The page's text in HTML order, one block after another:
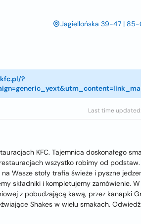
Jagiellońska 39-47 | 85-
?
Last time
KFC. Tajemnica doskonałego
wszystko robimy od podstaw.
Wasze stoły trafia świeże i pyszne
składniki i kompletujemy zamówienie.
z pobudzającą kawą, przez kanapki
Shakes w wielu smakach. Odwiedź